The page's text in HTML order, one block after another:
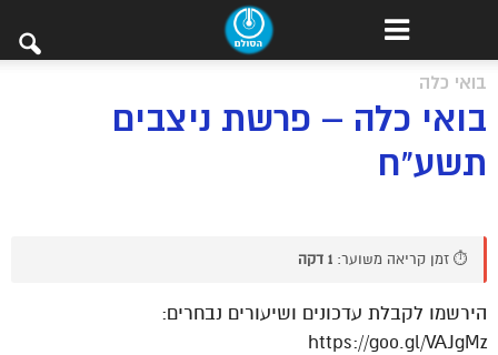
בואי כלה
בואי כלה – פרשת ניצבים
תשע"ח
⏱️ זמן קריאה משוער: 1 דקה
הירשמו לקבלת עדכונים ושיעורים נבחרים:
https://goo.gl/VAJgMz